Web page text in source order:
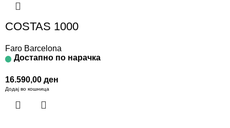
COSTAS 1000
Faro Barcelona
Достапно по нарачка
16.590,00 ден
Додај во кошница